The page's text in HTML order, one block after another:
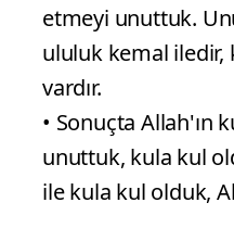
etmeyi unuttuk.
ululuk kemal iledir,
vardır.
• Sonuçta Allah'ın
unuttuk, kula kul
ile kula kul olduk,